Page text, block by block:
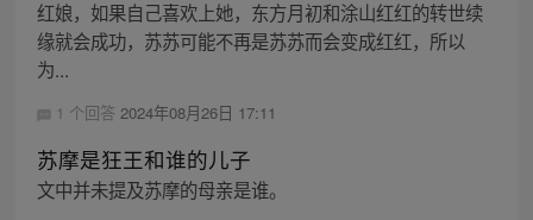
红娘，如果自己喜欢上她，东方月初和涂山红红的转世续
缘就会成功，苏苏可能不再是苏苏而会变成红红，所以
为...
1 个回答 2024年08月26日 17:11
苏摩是狂王和谁的儿子
文中并未提及苏摩的母亲是谁。